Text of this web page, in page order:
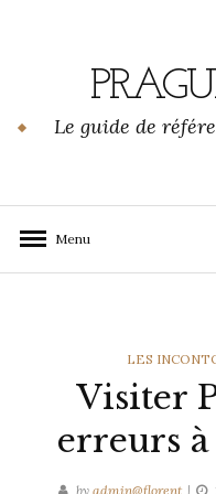
Le guide de
Menu
CATEGORIES
LES
Visiter
erreurs
by admin@florent